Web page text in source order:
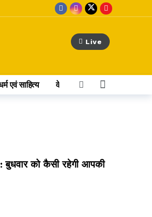
Live
एवं साहित्य वेब स्टोरी अन्य खबर
को कैसी रहेगी आपकी